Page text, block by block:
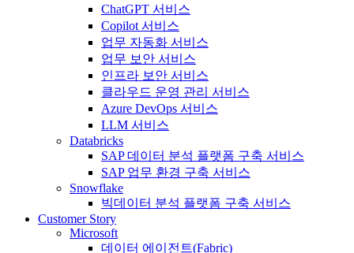
ChatGPT 서비스
Copilot 서비스
업무 자동화 서비스
업무 보안 서비스
인프라 보안 서비스
클라우드 운영 관리 서비스
Azure DevOps 서비스
LLM 서비스
Databricks
SAP 데이터 분석 플랫폼 구축 서비스
SAP 업무 환경 구축 서비스
Snowflake
빅데이터 분석 플랫폼 구축 서비스
Customer Story
Microsoft
데이터 에이전트(Fabric)